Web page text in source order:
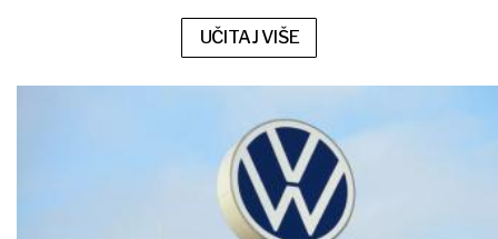
UČITAJ VIŠE